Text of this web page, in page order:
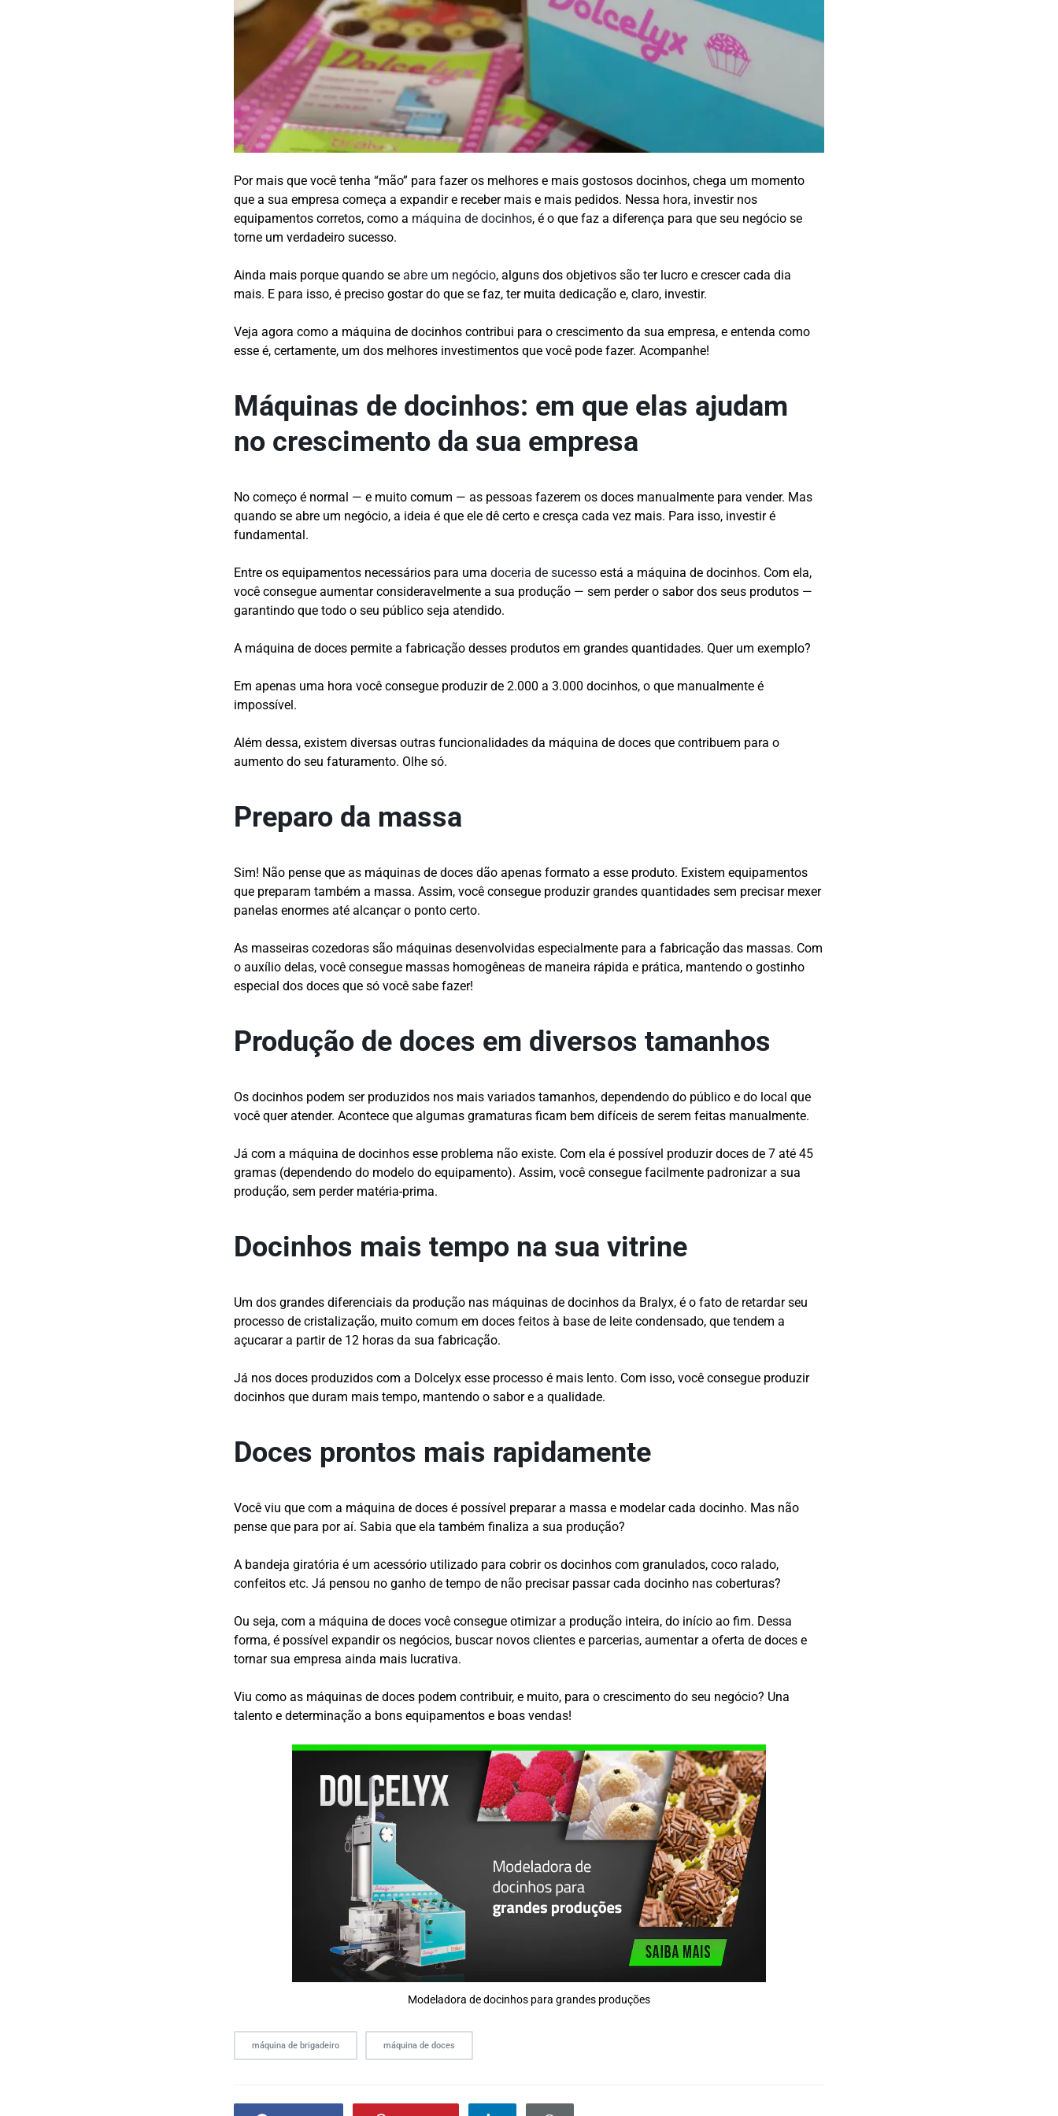
Por mais que você tenha “mão” para fazer os melhores e mais gostosos docinhos, chega um momento
que a sua empresa começa a expandir e receber mais e mais pedidos. Nessa hora, investir nos
equipamentos corretos, como a máquina de docinhos, é o que faz a diferença para que seu negócio se
torne um verdadeiro sucesso.
Ainda mais porque quando se abre um negócio, alguns dos objetivos são ter lucro e crescer cada dia
mais. E para isso, é preciso gostar do que se faz, ter muita dedicação e, claro, investir.
Veja agora como a máquina de docinhos contribui para o crescimento da sua empresa, e entenda como
esse é, certamente, um dos melhores investimentos que você pode fazer. Acompanhe!
Máquinas de docinhos: em que elas ajudam
no crescimento da sua empresa
No começo é normal — e muito comum — as pessoas fazerem os doces manualmente para vender. Mas
quando se abre um negócio, a ideia é que ele dê certo e cresça cada vez mais. Para isso, investir é
fundamental.
Entre os equipamentos necessários para uma doceria de sucesso está a máquina de docinhos. Com ela,
você consegue aumentar consideravelmente a sua produção — sem perder o sabor dos seus produtos —
garantindo que todo o seu público seja atendido.
A máquina de doces permite a fabricação desses produtos em grandes quantidades. Quer um exemplo?
Em apenas uma hora você consegue produzir de 2.000 a 3.000 docinhos, o que manualmente é
impossível.
Além dessa, existem diversas outras funcionalidades da máquina de doces que contribuem para o
aumento do seu faturamento. Olhe só.
Preparo da massa
Sim! Não pense que as máquinas de doces dão apenas formato a esse produto. Existem equipamentos
que preparam também a massa. Assim, você consegue produzir grandes quantidades sem precisar mexer
panelas enormes até alcançar o ponto certo.
As masseiras cozedoras são máquinas desenvolvidas especialmente para a fabricação das massas. Com
o auxílio delas, você consegue massas homogêneas de maneira rápida e prática, mantendo o gostinho
especial dos doces que só você sabe fazer!
Produção de doces em diversos tamanhos
Os docinhos podem ser produzidos nos mais variados tamanhos, dependendo do público e do local que
você quer atender. Acontece que algumas gramaturas ficam bem difíceis de serem feitas manualmente.
Já com a máquina de docinhos esse problema não existe. Com ela é possível produzir doces de 7 até 45
gramas (dependendo do modelo do equipamento). Assim, você consegue facilmente padronizar a sua
produção, sem perder matéria-prima.
Docinhos mais tempo na sua vitrine
Um dos grandes diferenciais da produção nas máquinas de docinhos da Bralyx, é o fato de retardar seu
processo de cristalização, muito comum em doces feitos à base de leite condensado, que tendem a
açucarar a partir de 12 horas da sua fabricação.
Já nos doces produzidos com a Dolcelyx esse processo é mais lento. Com isso, você consegue produzir
docinhos que duram mais tempo, mantendo o sabor e a qualidade.
Doces prontos mais rapidamente
Você viu que com a máquina de doces é possível preparar a massa e modelar cada docinho. Mas não
pense que para por aí. Sabia que ela também finaliza a sua produção?
A bandeja giratória é um acessório utilizado para cobrir os docinhos com granulados, coco ralado,
confeitos etc. Já pensou no ganho de tempo de não precisar passar cada docinho nas coberturas?
Ou seja, com a máquina de doces você consegue otimizar a produção inteira, do início ao fim. Dessa
forma, é possível expandir os negócios, buscar novos clientes e parcerias, aumentar a oferta de doces e
tornar sua empresa ainda mais lucrativa.
Viu como as máquinas de doces podem contribuir, e muito, para o crescimento do seu negócio? Una
talento e determinação a bons equipamentos e boas vendas!
Modeladora de docinhos para grandes produções
máquina de brigadeiro máquina de doces